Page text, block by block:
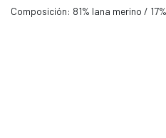
Composición: 81% lana merino /